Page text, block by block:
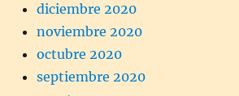
diciembre 2020
noviembre 2020
octubre 2020
septiembre 2020